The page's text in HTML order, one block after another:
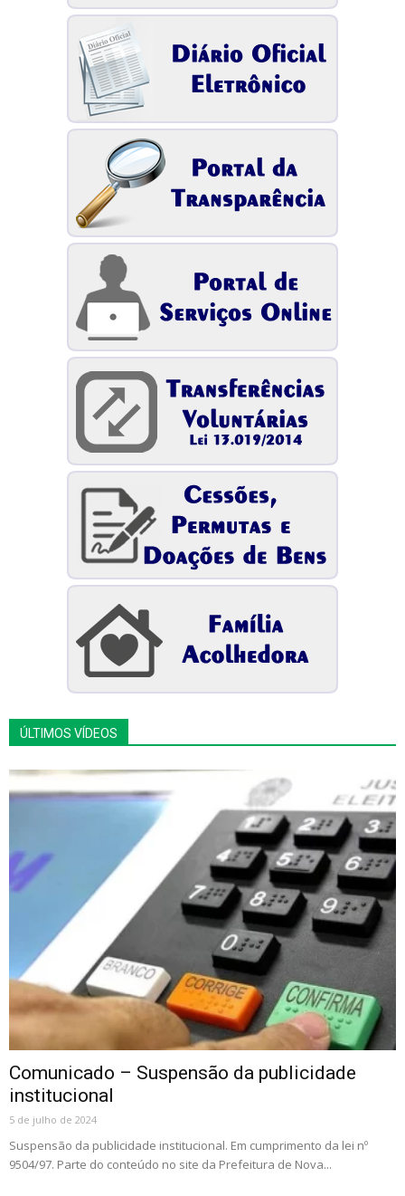
ÚLTIMOS VÍDEOS
Comunicado – Suspensão da publicidade
institucional
5 de julho de 2024
Suspensão da publicidade institucional. Em cumprimento da lei nº
9504/97. Parte do conteúdo no site da Prefeitura de Nova...